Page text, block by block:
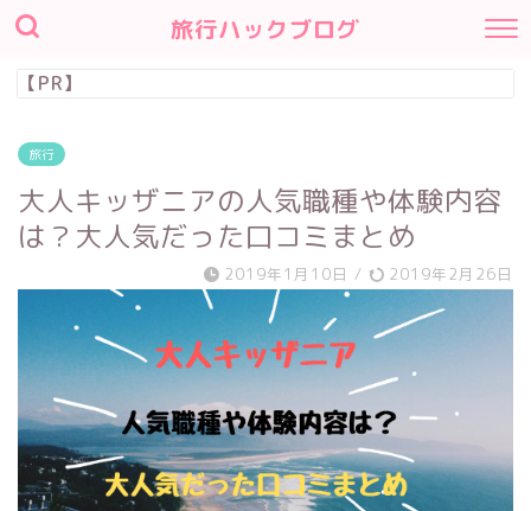
旅行ハックブログ
【PR】
旅行
大人キッザニアの人気職種や体験内容
は？大人気だった口コミまとめ
2019年1月10日 / 2019年2月26日